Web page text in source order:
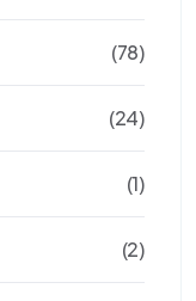
(78)
(24)
(1)
(2)